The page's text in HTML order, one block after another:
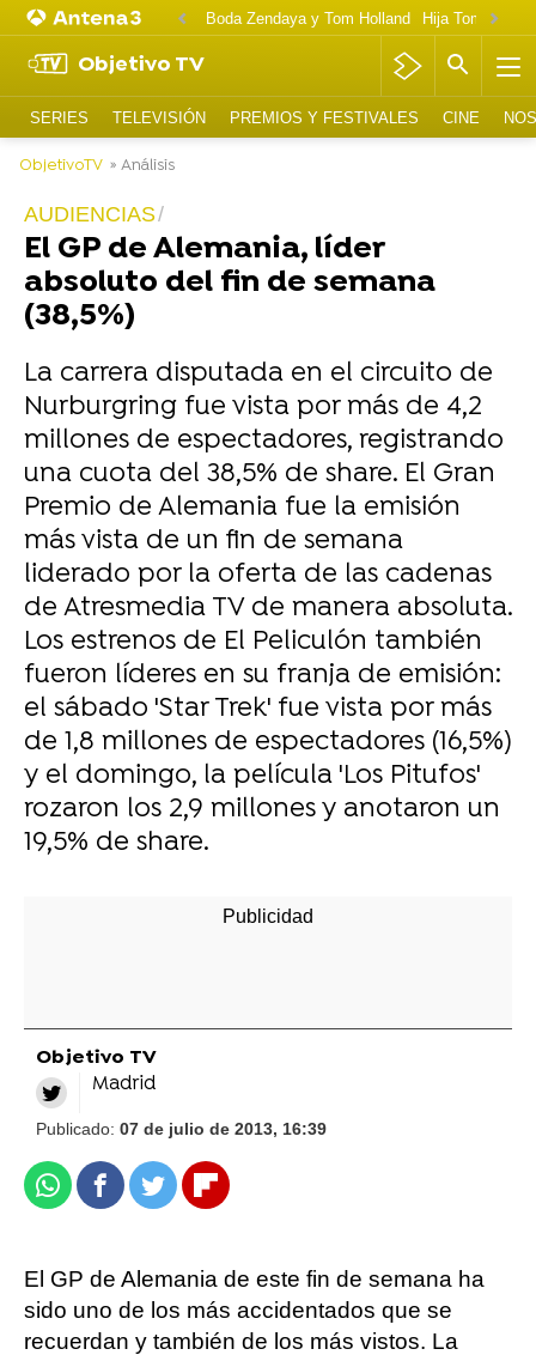
Boda Zendaya y Tom Holland Hija Tom
Objetivo TV
SERIES TELEVISIÓN PREMIOS Y FESTIVALES CINE
ObjetivoTV » Análisis
AUDIENCIAS
El GP de Alemania, líder
absoluto del fin de semana
(38,5%)
La carrera disputada en el circuito de
Nurburgring fue vista por más de 4,2
millones de espectadores, registrando
una cuota del 38,5% de share. El Gran
Premio de Alemania fue la emisión
más vista de un fin de semana
liderado por la oferta de las cadenas
de Atresmedia TV de manera absoluta.
Los estrenos de El Peliculón también
fueron líderes en su franja de emisión:
el sábado 'Star Trek' fue vista por más
de 1,8 millones de espectadores (16,5%)
y el domingo, la película 'Los Pitufos'
rozaron los 2,9 millones y anotaron un
19,5% de share.
Objetivo TV
Madrid
Publicado: 07 de julio de 2013, 16:39
WhatsappFacebook
TwitterFlipboard
El GP de Alemania de este fin de semana ha
sido uno de los más accidentados que se
recuerdan y también de los más vistos. La